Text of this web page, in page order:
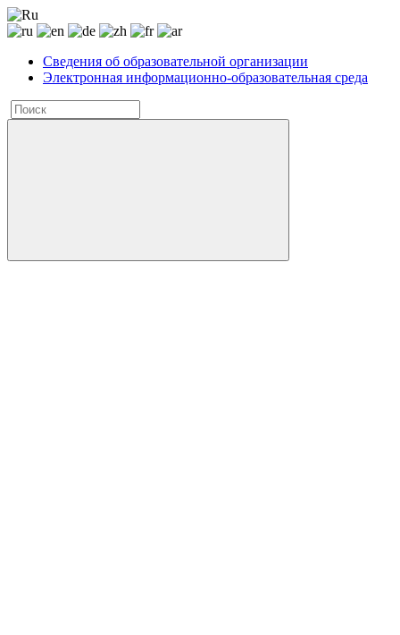
Сведения об образовательной организации
Электронная информационно-образовательная среда